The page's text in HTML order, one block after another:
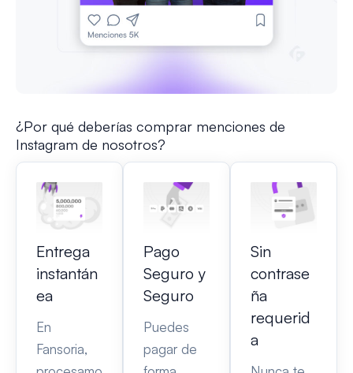
¿Por qué deberías comprar menciones de
Instagram de nosotros?
Entrega
instantán
ea
En
Fansoria,
Pago
Seguro y
Seguro
Puedes
pagar de
Sin
contrase
ña
requerid
a